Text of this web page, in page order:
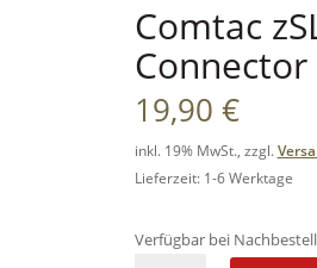
Comtac
Connector
19,90 €
inkl. 19% MwSt., zzgl.
Lieferzeit: 1-6 Werktage
Verfügbar bei